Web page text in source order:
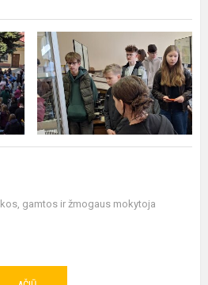
gamtos ir žmogaus mokytoja